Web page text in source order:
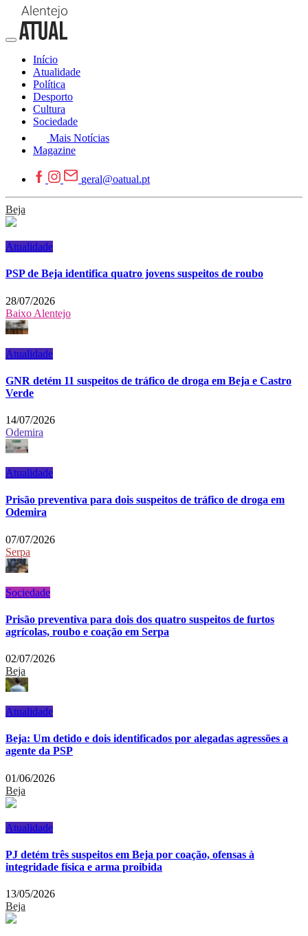
Início
Atualidade
Política
Desporto
Cultura
Sociedade
Mais Notícias
Magazine
geral@oatual.pt
Beja
Atualidade
PSP de Beja identifica quatro jovens suspeitos de roubo
28/07/2026
Baixo Alentejo
Atualidade
GNR detém 11 suspeitos de tráfico de droga em Beja e Castro
Verde
14/07/2026
Odemira
Atualidade
Prisão preventiva para dois suspeitos de tráfico de droga em
Odemira
07/07/2026
Serpa
Sociedade
Prisão preventiva para dois dos quatro suspeitos de furtos
agrícolas, roubo e coação em Serpa
02/07/2026
Beja
Atualidade
Beja: Um detido e dois identificados por alegadas agressões a
agente da PSP
01/06/2026
Beja
Atualidade
PJ detém três suspeitos em Beja por coação, ofensas à
integridade física e arma proibida
13/05/2026
Beja